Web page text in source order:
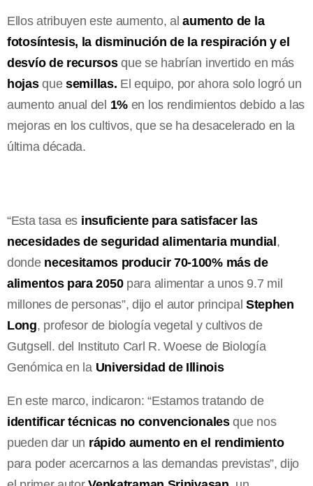
Ellos atribuyen este aumento, alaumento de la
fotosíntesis, la disminución de la respiración y el
desvío de recursosque se habrían invertido en más
hojasque semillas. El equipo, por ahora solo logró un
aumento anual del 1% en los rendimientos debido a las
mejoras en los cultivos, que se ha desacelerado en la
última década.
“Esta tasa es insuficiente para satisfacer las
necesidades de seguridad alimentaria mundial,
donde necesitamos producir 70-100% más de
alimentos para 2050para alimentar a unos 9.7 mil
millones de personas”, dijo el autor principal Stephen
Long, profesor de biología vegetal y cultivos de
Gutgsell. del Instituto Carl R. Woese de Biología
Genómica en la Universidad de Illinois
En este marco, indicaron: “Estamos tratando de
identificar técnicas no convencionalesque nos
pueden dar un rápido aumento en el rendimiento
para poder acercarnos a las demandas previstas”, dijo